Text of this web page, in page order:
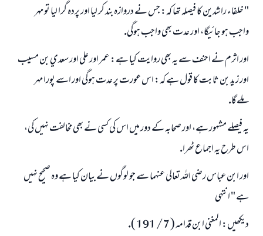
" خلفاء راشدين كا فيصلہ تھا كہ: جس نے دروازہ بند كر ليا اور پردہ گرا ليا تو مہر
واجب ہو جائيگا، اور عدت بھى واجب ہوگى.
اور اثرم نے احنف سے يہ بھى روايت كيا ہے: عمر اور على اور سعدي بن مسيب
اور زيد بن ثابت كا قول ہے كہ: اس عورت پر عدت ہوگى اور اسے پورا مہر
ملےگا.
يہ فيصلے مشہور ہے، اور صحابہ كے دور ميں اس كى كسى نے بھى مخالفت نہيں كى،
اس طرح يہ اجماع ٹھرا.
اور ابن عباس رضى اللہ تعالى عنہما سے جو لوگوں نے بيان كيا ہے وہ صحيح نہيں
ہے " انتہى
ديكھيں: المغنى ابن قدامہ ( 7 / 191 ).
رسول اللہ صلی اللہ علیہ و سلم کا فرمان ہے:
نیکی کی رہنمائی کرنے والے کو بھی نیکی کرنے والے کے برابر اجر ملتا ہے۔